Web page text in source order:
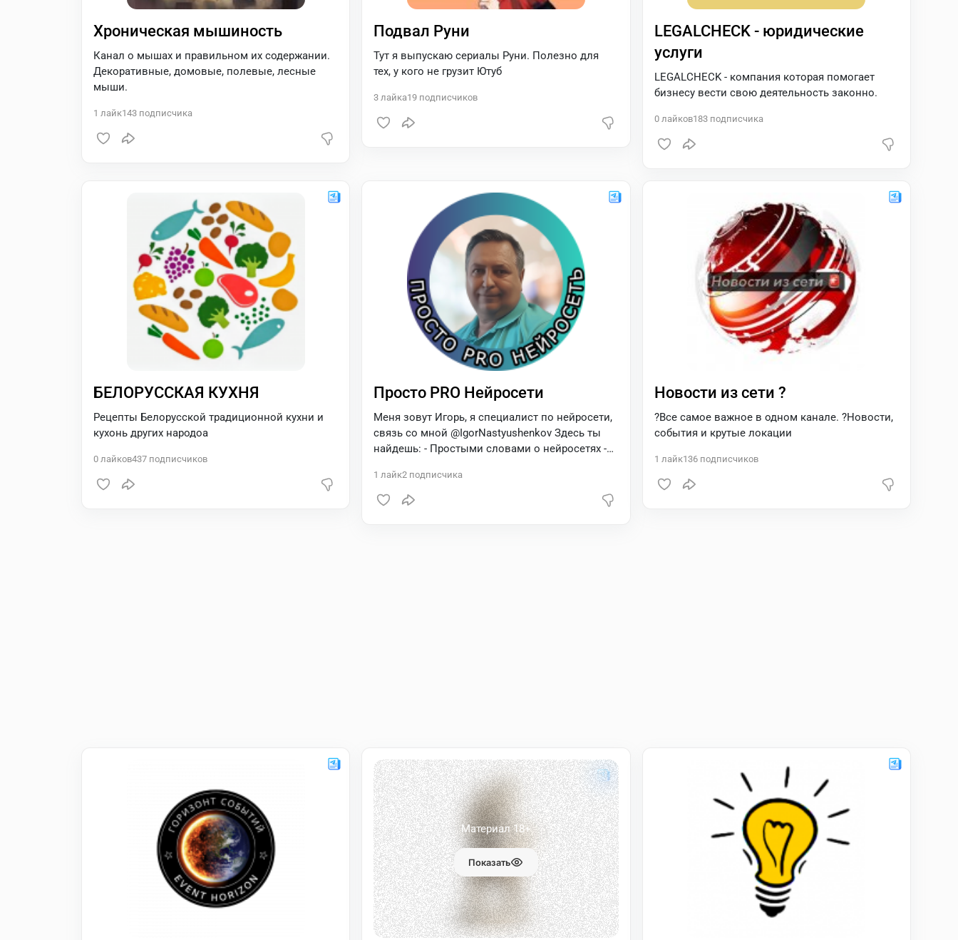
Хроническая мышиность
Канал о мышах и правильном их содержании.
Декоративные, домовые, полевые, лесные
мыши.
1 лайк143 подписчика
Подвал Руни
Тут я выпускаю сериалы Руни. Полезно для
тех, у кого не грузит Ютуб
3 лайка19 подписчиков
LEGALCHECK - юридические
услуги
LEGALCHECK - компания которая помогает
бизнесу вести свою деятельность законно.
0лайков183подписчика
БЕЛОРУССКАЯ КУХНЯ
Рецепты Белорусской традиционной кухни и
кухонь других народоа
0 лайков437 подписчиков
Просто PRO Нейросети
Меня зовут Игорь, я специалист по нейросети,
связь со мной @IgorNastyushenkov Здесь ты
найдешь: - Простыми словами о нейросетях -
по работе с нейросетями Не будь в стороне от
прогресса, подписывайся!
1 лайк2 подписчика
Новости из сети ?
?Все самое важное в одном канале. ?Новости,
события и крутые локации
1 лайк136подписчиков
Материал 18+
Показать